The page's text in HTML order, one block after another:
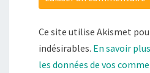
Ce site utilise Akismet
indésirables. En savoir
les données de vos